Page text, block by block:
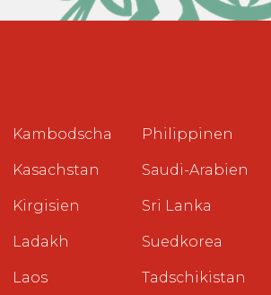
Kambodscha
Kasachstan
Kirgisien
Ladakh
Laos
Philippinen
Saudi-Arabien
Sri Lanka
Suedkorea
Tadschikistan